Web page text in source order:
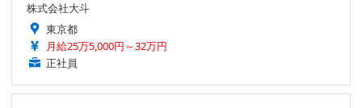
株式会社大斗
東京都
月給25万5,000円～32万円
正社員